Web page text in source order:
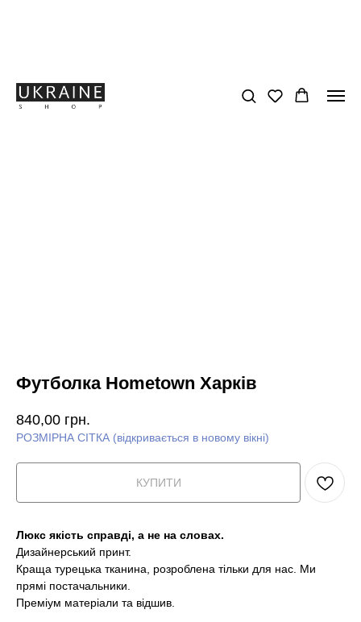
Футболка Hometown Харків
840,00 грн.
РОЗМІРНА СІТКА (відкривається в новому вікні)
КУПИТИ
Люкс якість справді, а не на словах.
Дизайнерський принт.
Краща турецька тканина, розроблена тільки для нас. Ми
прямі постачальники.
Преміум матеріали та відшив.